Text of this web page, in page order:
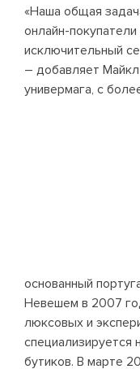
«Наша общая
онлайн-
исключительный
– добавляет
универмага, с
основанный
Невешем в 2007
люксовых и
бутиков. В марте